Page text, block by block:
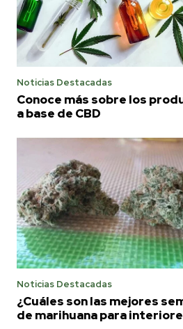
Noticias Destacadas
Conoce más sobre los
a base de CBD
Noticias Destacadas
¿Cuáles son las mejores
de marihuana para